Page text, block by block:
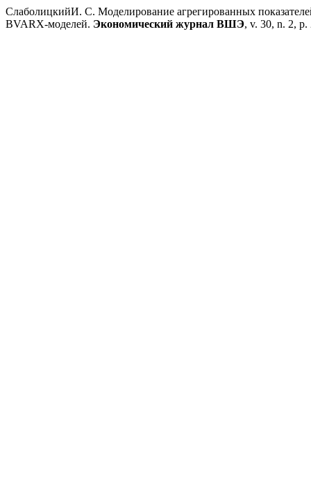
СлаболицкийИ. С. Моделирование агрегированных
BVARX-моделей. Экономический журнал ВШЭ, v. 30, n. 2,